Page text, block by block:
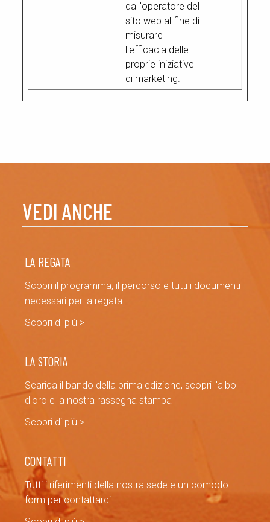
dall'operatore del
sito web al fine di
misurare
l'efficacia delle
proprie iniziative
di marketing.
VEDI ANCHE
LA REGATA
Scopri il programma, il percorso e tutti i documenti
necessari per la regata
Scopri di più >
LA STORIA
Scarica il bando della prima edizione, scopri l'albo
d'oro e la nostra rassegna stampa
Scopri di più >
CONTATTI
Tutti i riferimenti della nostra sede e un comodo
form per contattarci